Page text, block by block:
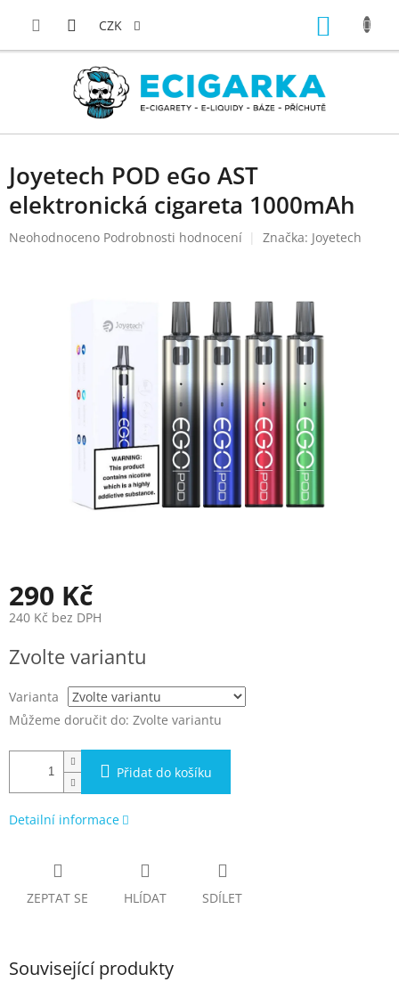
CZK
Joyetech POD eGo AST
elektronická cigareta 1000mAh
Průměrné
Neohodnoceno Podrobnosti hodnocení Značka: Joyetech
290 Kč
240 Kč bez DPH
cena:
Zvolte variantu
Varianta
Můžeme doručit do: Zvolte variantu
Přidat do košíku
Detailní informace
ZEPTAT SE HLÍDAT SDÍLET
Související produkty